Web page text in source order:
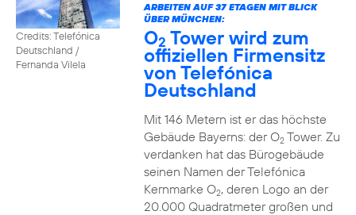
Credits: Telefónica
Deutschland /
Fernanda Vilela
ARBEITEN AUF 37 ETAGEN MIT BLICK
ÜBER MÜNCHEN:
O2 Tower wird zum
offiziellen Firmensitz
von Telefónica
Deutschland
Mit 146 Metern ist er das höchste
Gebäude Bayerns: der O2Tower. Zu
verdanken hat das Bürogebäude
seinen Namen der Telefónica
Kernmarke O2, deren Logo an der
20.000 Quadratmeter großen und